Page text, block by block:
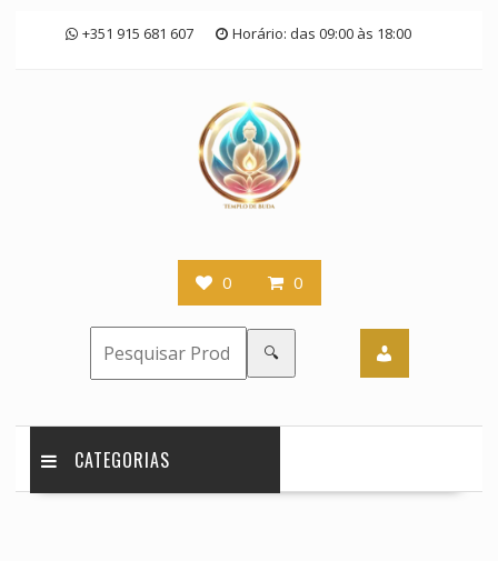
+351 915 681 607 Horário: das 09:00 às 18:00
0 0
🔍
CATEGORIAS